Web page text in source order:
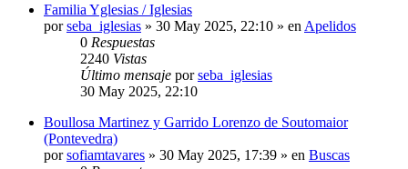
Familia Yglesias / Iglesias
porseba_iglesias » 30 May 2025, 22:10 » en Apelidos
0 Respuestas
2240 Vistas
Último mensaje porseba_iglesias
30 May 2025, 22:10
Boullosa Martinez y Garrido Lorenzo de Soutomaior
(Pontevedra)
porsofiamtavares » 30 May 2025, 17:39 » en Buscas